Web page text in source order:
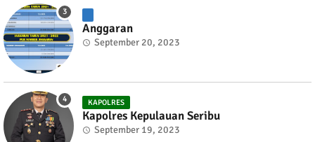
Anggaran
September 20, 2023
KAPOLRES
Kapolres Kepulauan Seribu
September 19, 2023